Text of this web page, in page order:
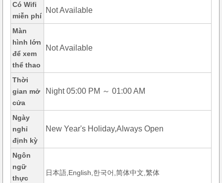
Có Wifi
miễn phí
Not Available
Màn
hình lớn
để xem
thể thao
Not Available
Thời
gian mở
cửa
Night 05:00 PM ～ 01:00 AM
Ngày
nghỉ
định kỳ
New Year's Holiday,Always Open
Ngôn
ngữ
thực
日本語,English,한국어,简体中文,繁体